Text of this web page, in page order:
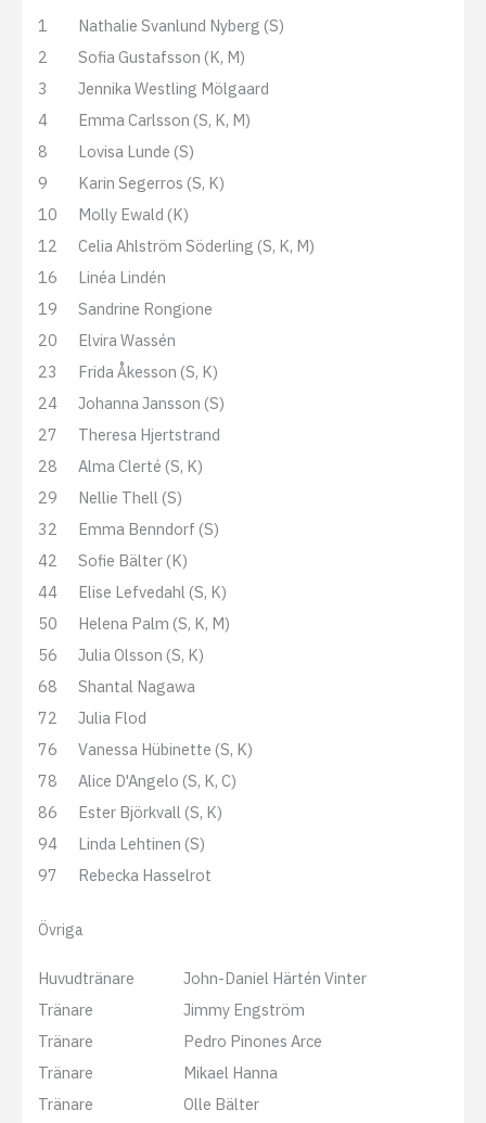
1
Nathalie Svanlund Nyberg (S)
2
Sofia Gustafsson (K, M)
3
Jennika Westling Mölgaard
4
Emma Carlsson (S, K, M)
8
Lovisa Lunde (S)
9
Karin Segerros (S, K)
10
Molly Ewald (K)
12
Celia Ahlström Söderling (S, K, M)
16
Linéa Lindén
19
Sandrine Rongione
20
Elvira Wassén
23
Frida Åkesson (S, K)
24
Johanna Jansson (S)
27
Theresa Hjertstrand
28
Alma Clerté (S, K)
29
Nellie Thell (S)
32
Emma Benndorf (S)
42
Sofie Bälter (K)
44
Elise Lefvedahl (S, K)
50
Helena Palm (S, K, M)
56
Julia Olsson (S, K)
68
Shantal Nagawa
72
Julia Flod
76
Vanessa Hübinette (S, K)
78
Alice D'Angelo (S, K, C)
86
Ester Björkvall (S, K)
94
Linda Lehtinen (S)
97
Rebecka Hasselrot
Övriga
Huvudtränare
John-Daniel Härtén Vinter
Tränare
Jimmy Engström
Tränare
Pedro Pinones Arce
Tränare
Mikael Hanna
Tränare
Olle Bälter